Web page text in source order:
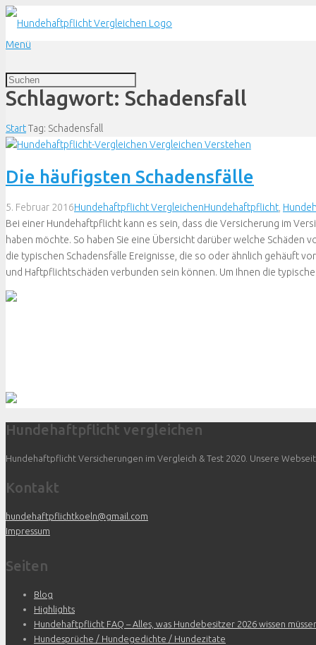
Menü
Schlagwort: Schadensfall
StartTag: Schadensfall
Die häufigsten Schadensfälle
5. Februar 2016Hundehaftpflicht VergleichenHundehaftpflicht,
Bei einer Hundehaftpflicht kann es sein, dass die Versicherung im
haben möchte. So haben Sie eine Übersicht darüber welche Schäden
die typischen Schadensfälle Ereignisse, die so oder ähnlich gehäuft
und Haftpflichtschäden verbunden sein können. Um Ihnen die
Hundehaftpflicht vergleichen
Hundehaftpflicht Versicherungen im Vergleich & Test 2020. Unsere
Kontakt
hundehaftpflichtkoeln@gmail.com
Impressum
Seiten
Blog
Highlights
Hundehaftpflicht FAQ – Alles, was Hundebesitzer 2026 wissen
Hundesprüche / Hundegedichte / Hundezitate